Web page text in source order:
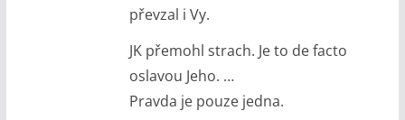
převzal i Vy.
JK přemohl strach. Je to de facto
oslavou Jeho. …
Pravda je pouze jedna.